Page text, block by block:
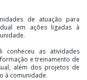
de atuação para
em ações ligadas à
as atividades
e treinamento de
além dos projetos de
à comunidade.